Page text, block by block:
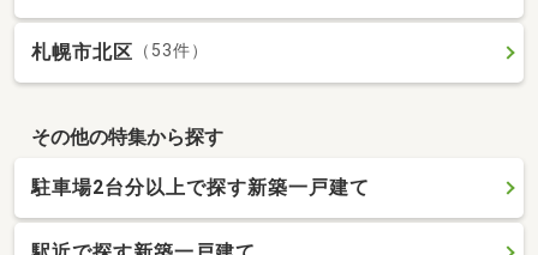
札幌市北区 （53件）
その他の特集から探す
駐車場2台分以上で探す新築一戸建て